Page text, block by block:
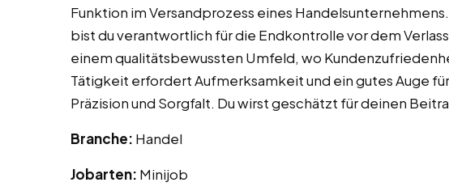
Funktion im Versandprozess eines
bist du verantwortlich für die Endkontrolle vor dem
einem qualitätsbewussten Umfeld, wo
Tätigkeit erfordert Aufmerksamkeit und ein gutes Auge
Präzision und Sorgfalt. Du wirst geschätzt für deinen
Branche: Handel
Jobarten: Minijob